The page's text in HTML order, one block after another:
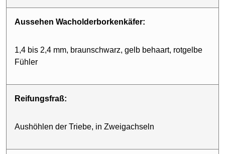
Aussehen Wacholderborkenkäfer:
1,4 bis 2,4 mm, braunschwarz, gelb behaart, rotgelbe
Fühler
Reifungsfraß:
Aushöhlen der Triebe, in Zweigachseln